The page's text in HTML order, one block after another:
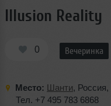
Illusion Reality
0 Вечеринка
Место: Шанти, Россия,
Тел. +7 495 783 6868